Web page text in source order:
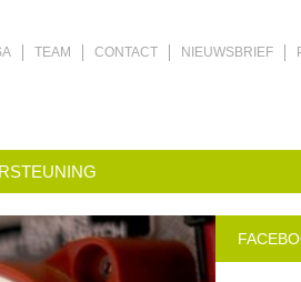
TEAM CONTACT NIEUWSBRIEF